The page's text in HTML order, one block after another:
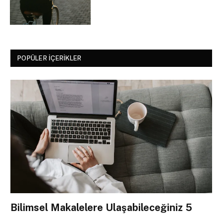
POPÜLER İÇERIKLER
Bilimsel Makalelere Ulaşabileceğiniz 5